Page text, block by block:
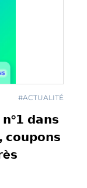
#ACTUALITÉ
𝗱𝗮𝗻𝘀
𝗰𝗼𝘂𝗽𝗼𝗻𝘀